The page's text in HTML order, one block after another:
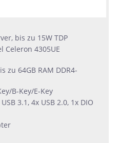
bis zu 15W TDP
Celeron 4305UE
zu 64GB RAM DDR4-
B-Key/E-Key
3.1, 4x USB 2.0, 1x DIO